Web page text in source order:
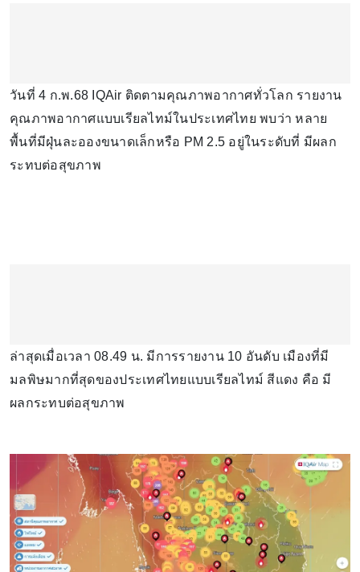
วันที่ 4 ก.พ.68 IQAir ติดตามคุณภาพอากาศทั่วโลก รายงาน
คุณภาพอากาศแบบเรียลไทม์ในประเทศไทย พบว่า หลาย
พื้นที่มีฝุ่นละอองขนาดเล็กหรือ PM 2.5 อยู่ในระดับที่ มีผลก
ระทบต่อสุขภาพ
ล่าสุดเมื่อเวลา 08.49 น. มีการรายงาน 10 อันดับ เมืองที่มี
มลพิษมากที่สุดของประเทศไทยแบบเรียลไทม์ สีแดง คือ มี
ผลกระทบต่อสุขภาพ